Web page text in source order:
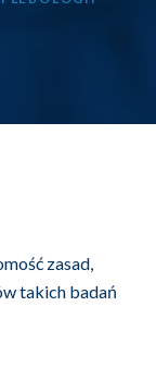
zasad,
takich badań